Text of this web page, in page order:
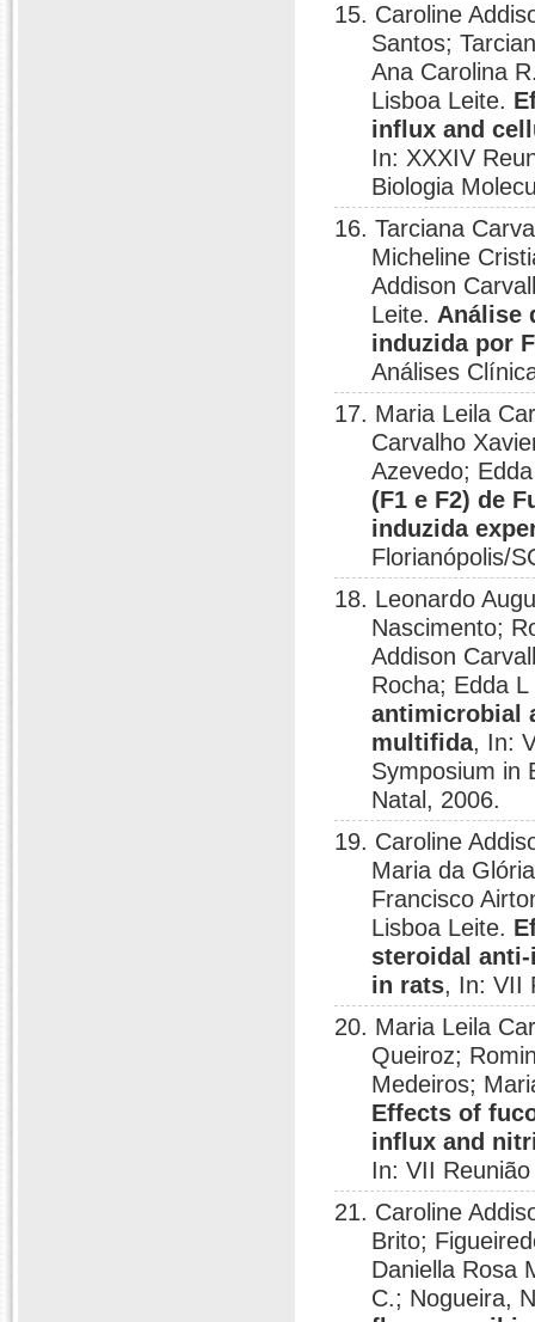
15. Caroline
Santos;
Ana Carolina
Lisboa Leite.
influx and
In: XXXIV
Biologia
16. Tarciana
Micheline
Addison
Leite. Análise
induzida por
Análises
17. Maria Leila
Carvalho
Azevedo;
(F1 e F2) de
induzida
Florianópolis/
18. Leonardo
Nascimento;
Addison
Rocha; Edda
antimicrobial
multifida, In:
Symposium in
Natal, 2006.
19. Caroline
Maria da
Francisco
Lisboa Leite.
steroidal
in rats, In: VII
20. Maria Leila
Queiroz;
Medeiros;
Effects of
influx and
In: VII
21. Caroline
Brito;
Daniella Rosa
C.; Nogueira,